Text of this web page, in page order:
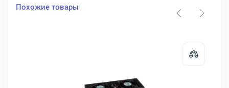
Похожие товары